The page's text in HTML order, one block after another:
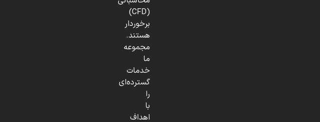
(CFD)
برخوردار
هستند.
مجموعه
ما
خدمات
گسترده‌ای
را
با
اهداف